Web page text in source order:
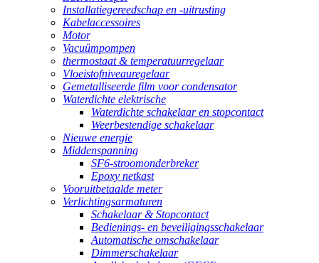
Installatiegereedschap en -uitrusting
Kabelaccessoires
Motor
Vacuümpompen
thermostaat & temperatuurregelaar
Vloeistofniveauregelaar
Gemetalliseerde film voor condensator
Waterdichte elektrische
Waterdichte schakelaar en stopcontact
Weerbestendige schakelaar
Nieuwe energie
Middenspanning
SF6-stroomonderbreker
Epoxy netkast
Vooruitbetaalde meter
Verlichtingsarmaturen
Schakelaar & Stopcontact
Bedienings- en beveiligingsschakelaar
Automatische omschakelaar
Dimmerschakelaar